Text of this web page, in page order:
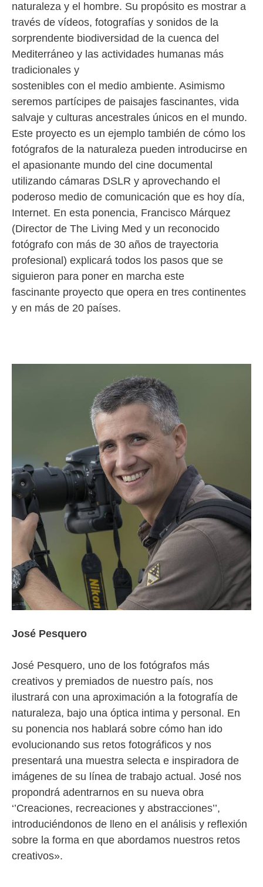
naturaleza y el hombre. Su propósito es mostrar a
través de vídeos, fotografías y sonidos de la
sorprendente biodiversidad de la cuenca del
Mediterráneo y las actividades humanas más
tradicionales y
sostenibles con el medio ambiente. Asimismo
seremos partícipes de paisajes fascinantes, vida
salvaje y culturas ancestrales únicos en el mundo.
Este proyecto es un ejemplo también de cómo los
fotógrafos de la naturaleza pueden introducirse en
el apasionante mundo del cine documental
utilizando cámaras DSLR y aprovechando el
poderoso medio de comunicación que es hoy día,
Internet. En esta ponencia, Francisco Márquez
(Director de The Living Med y un reconocido
fotógrafo con más de 30 años de trayectoria
profesional) explicará todos los pasos que se
siguieron para poner en marcha este
fascinante proyecto que opera en tres continentes
y en más de 20 países.
José Pesquero
José Pesquero, uno de los fotógrafos más
creativos y premiados de nuestro país, nos
ilustrará con una aproximación a la fotografía de
naturaleza, bajo una óptica intima y personal. En
su ponencia nos hablará sobre cómo han ido
evolucionando sus retos fotográficos y nos
presentará una muestra selecta e inspiradora de
imágenes de su línea de trabajo actual. José nos
propondrá adentrarnos en su nueva obra
‘’Creaciones, recreaciones y abstracciones’’,
introduciéndonos de lleno en el análisis y reflexión
sobre la forma en que abordamos nuestros retos
creativos».